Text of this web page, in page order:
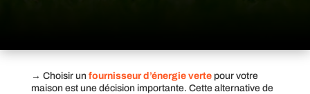
→ Choisir un fournisseur d’énergie vertepour votre
maison est une décision importante. Cette alternative de